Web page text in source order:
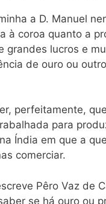
a D. Manuel
à coroa quanto a
grandes lucros e
de ouro ou
perfeitamente,
para
Índia em que a
comerciar.
Pêro Vaz de
se há ouro ou